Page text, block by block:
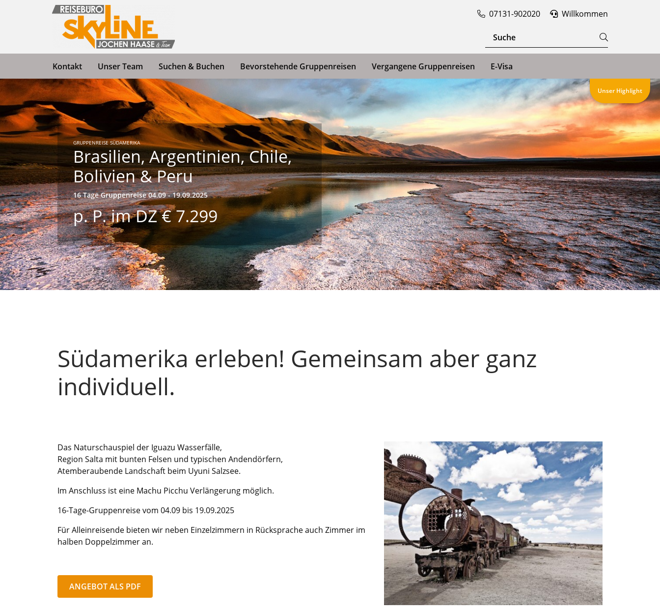
07131-902020 Willkommen
Kontakt Unser Team Suchen & Buchen Bevorstehende Gruppenreisen Vergangene Gruppenreisen E-Visa
Unser Highlight
GRUPPENREISE SÜDAMERIKA
Brasilien, Argentinien, Chile,
Bolivien & Peru
16 Tage Gruppenreise 04.09 - 19.09.2025
p. P. im DZ € 7.299
Südamerika erleben! Gemeinsam aber ganz
individuell.
Das Naturschauspiel der Iguazu Wasserfälle,
Region Salta mit bunten Felsen und typischen Andendörfern,
Atemberaubende Landschaft beim Uyuni Salzsee.
Im Anschluss ist eine Machu Picchu Verlängerung möglich.
16-Tage-Gruppenreise vom 04.09 bis 19.09.2025
Für Alleinreisende bieten wir neben Einzelzimmern in Rücksprache auch Zimmer im
halben Doppelzimmer an.
ANGEBOT ALS PDF